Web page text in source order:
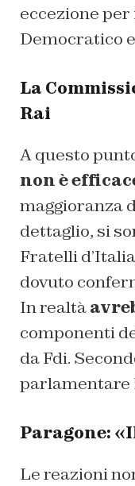
eccezione
Democratico
La
Rai
A questo
non è
maggioranza
dettaglio, si
Fratelli
dovuto
In realtà
componenti
da Fdi.
parlamentare
Paragone:
Le reazioni